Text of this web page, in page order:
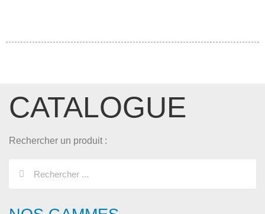
CATALOGUE
Rechercher un produit :